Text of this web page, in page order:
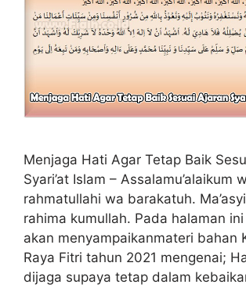
Menjaga Hati Agar Tetap Baik
Syari’at Islam – Assalamu’alaikum
rahmatullahi wa barakatuh.
rahima kumullah. Pada halaman
akan menyampaikanmateri bahan
Raya Fitri tahun 2021 mengenai;
dijaga supaya tetap dalam